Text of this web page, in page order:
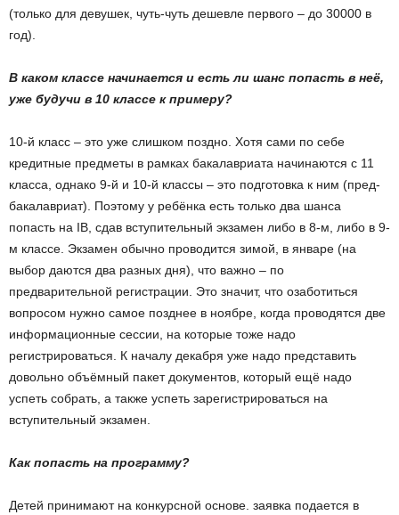
(только для девушек, чуть-чуть дешевле первого – до 30000 в
год).
В каком классе начинается и есть ли шанс попасть в неё,
уже будучи в 10 классе к примеру?
10-й класс – это уже слишком поздно. Хотя сами по себе
кредитные предметы в рамках бакалавриата начинаются с 11
класса, однако 9-й и 10-й классы – это подготовка к ним (пред-
бакалавриат). Поэтому у ребёнка есть только два шанса
попасть на IB, сдав вступительный экзамен либо в 8-м, либо в 9-
м классе. Экзамен обычно проводится зимой, в январе (на
выбор даются два разных дня), что важно – по
предварительной регистрации. Это значит, что озаботиться
вопросом нужно самое позднее в ноябре, когда проводятся две
информационные сессии, на которые тоже надо
регистрироваться. К началу декабря уже надо представить
довольно объёмный пакет документов, который ещё надо
успеть собрать, а также успеть зарегистрироваться на
вступительный экзамен.
Как попасть на программу?
Детей принимают на конкурсной основе. заявка подается в